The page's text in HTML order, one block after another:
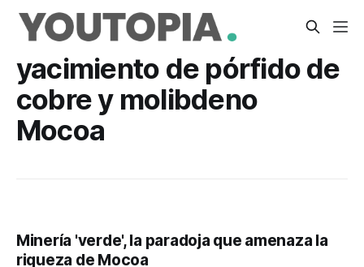
yacimiento de pórfido de
cobre y molibdeno
Mocoa
Minería 'verde', la paradoja que amenaza la
riqueza de Mocoa